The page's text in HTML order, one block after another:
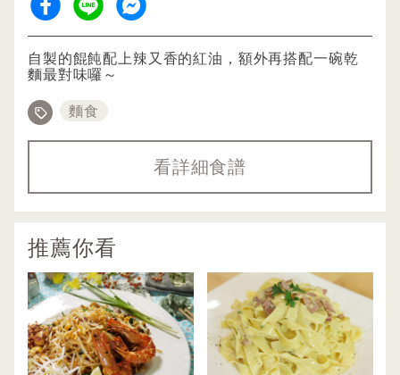
自製的餛飩配上辣又香的紅油，額外再搭配一碗乾
麵最對味囉～
麵食
看詳細食譜
推薦你看